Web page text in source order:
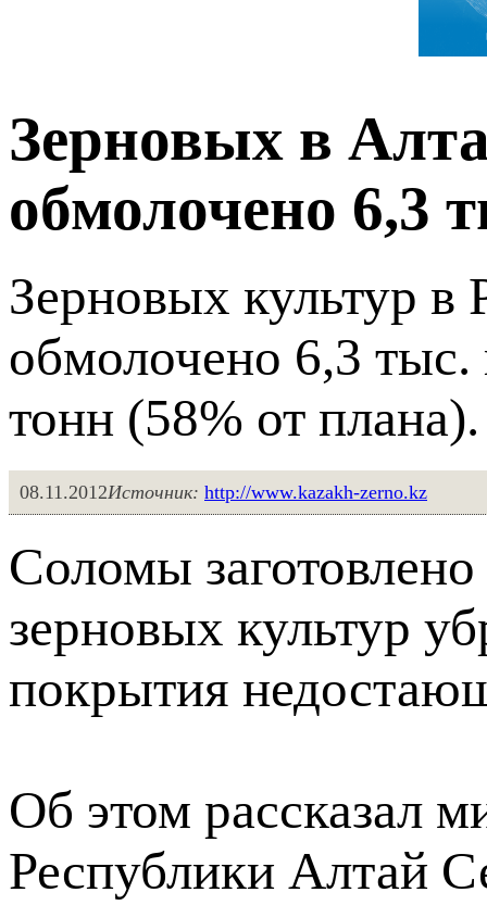
Зерновых в
обмолочено 6,3
Зерновых культур в
обмолочено 6,3 тыс.
тонн (58% от плана).
08.11.2012Источник: http://www.kazakh-zerno.kz
Соломы
зерновых культур
покрытия
Об этом рассказал
Республики Алтай